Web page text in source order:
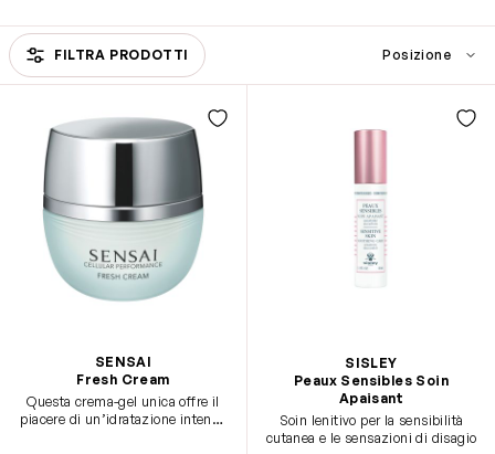
FILTRA PRODOTTI
Passa all'elenco prodotti
SENSAI
Fresh Cream
Questa crema-gel unica offre il
piacere di un’idratazione intensa
SISLEY
Peaux Sensibles Soin
Apaisant
Soin lenitivo per la sensibilità
cutanea e le sensazioni di disagio